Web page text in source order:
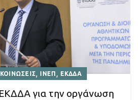
, ΙΝΕΠ , ΕΚΔΔΑ
για την οργάνωση